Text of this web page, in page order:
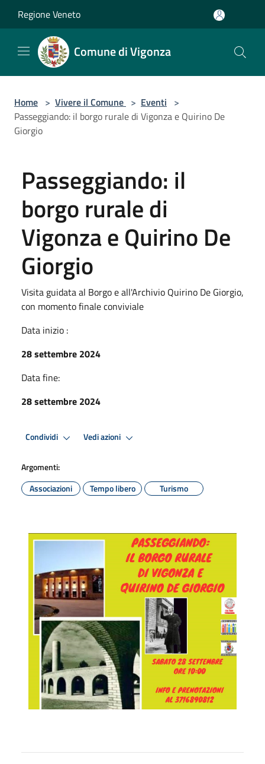
Regione Veneto
Comune di Vigonza
Home > Vivere il Comune > Eventi >
Passeggiando: il borgo rurale di Vigonza e Quirino De
Giorgio
Passeggiando: il
borgo rurale di
Vigonza e Quirino De
Giorgio
Visita guidata al Borgo e all'Archivio Quirino De Giorgio,
con momento finale conviviale
Data inizio :
28 settembre 2024
Data fine:
28 settembre 2024
Condividi Vedi azioni
Argomenti:
Associazioni
Tempo libero Turismo